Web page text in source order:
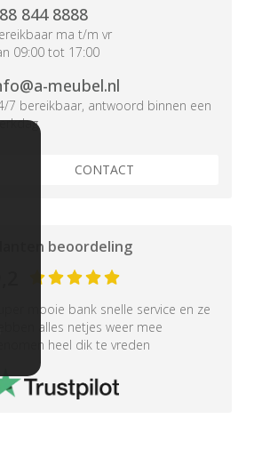
844 8888
ma t/m vr
09:00 tot 17:00
meubel.nl
7 bereikbaar, antwoord binnen een
CONTACT
Klanten beoordeling
mooie bank snelle service en ze
alles netjes weer mee
heel dik te vreden